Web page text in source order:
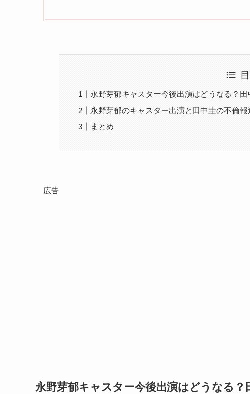
永野芽郁キャスター今後出演はどうなる？
永野芽郁のキャスター出演と田中圭の不倫
まとめ
広告
永野芽郁キャスター今後出演はどうなる？